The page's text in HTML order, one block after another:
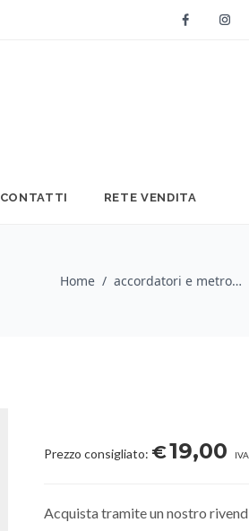
CONTATTI RETE VENDITA
Home / accordatori e metronomi / Korg
Prezzo consigliato: €19,00
Acquista tramite un nostro